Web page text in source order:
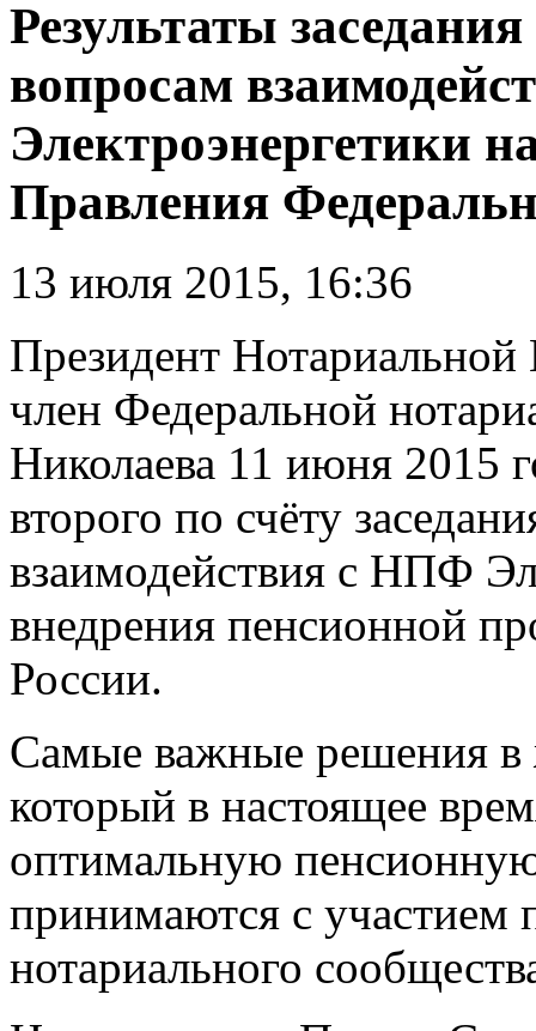
Результаты
вопросам
Электроэнергетики
Правления
13 июля 2015, 16:36
Президент
член Федеральной
Николаева 11 июня 2015
второго по счёту
взаимодействия с НПФ
внедрения пенсионной
России.
Самые важные решения в
который в настоящее
оптимальную
принимаются с участием
нотариального